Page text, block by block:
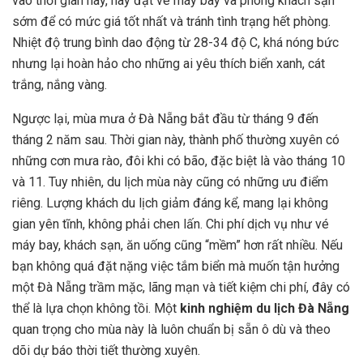
sớm để có mức giá tốt nhất và tránh tình trạng hết phòng.
Nhiệt độ trung bình dao động từ 28-34 độ C, khá nóng bức
nhưng lại hoàn hảo cho những ai yêu thích biển xanh, cát
trắng, nắng vàng.
Ngược lại, mùa mưa ở Đà Nẵng bắt đầu từ tháng 9 đến
tháng 2 năm sau. Thời gian này, thành phố thường xuyên có
những cơn mưa rào, đôi khi có bão, đặc biệt là vào tháng 10
và 11. Tuy nhiên, du lịch mùa này cũng có những ưu điểm
riêng. Lượng khách du lịch giảm đáng kể, mang lại không
gian yên tĩnh, không phải chen lấn. Chi phí dịch vụ như vé
máy bay, khách sạn, ăn uống cũng “mềm” hơn rất nhiều. Nếu
bạn không quá đặt nặng việc tắm biển mà muốn tận hưởng
một Đà Nẵng trầm mặc, lãng mạn và tiết kiệm chi phí, đây có
thể là lựa chọn không tồi. Một kinh nghiệm du lịch Đà Nẵng
quan trọng cho mùa này là luôn chuẩn bị sẵn ô dù và theo
dõi dự báo thời tiết thường xuyên.